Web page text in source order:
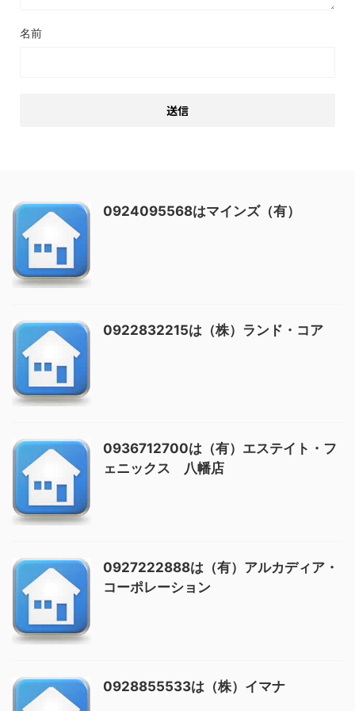
名前
0924095568はマインズ（有）
0922832215は（株）ランド・コア
0936712700は（有）エステイト・フ
ェニックス 八幡店
0927222888は（有）アルカディア・
コーポレーション
0928855533は（株）イマナ